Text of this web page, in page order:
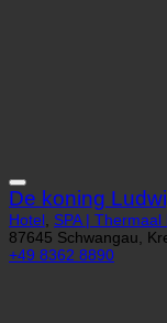
De koning
Hotel , SPA | Thermaal
87645 Schwangau,
+49 8362 8890